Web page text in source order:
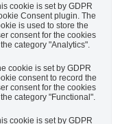
cookie is set by GDPR
Consent plugin. The
is used to store the
consent for the cookies
category "Analytics".
cookie is set by GDPR
consent to record the
consent for the cookies
category "Functional".
cookie is set by GDPR